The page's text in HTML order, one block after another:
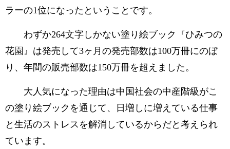
ラーの1位になったということです。
わずか264文字しかない塗り絵ブック『ひみつの
花園』は発売して3ヶ月の発売部数は100万冊にのぼ
り、年間の販売部数は150万冊を超えました。
大人気になった理由は中国社会の中産階級がこ
の塗り絵ブックを通じて、日増しに増えている仕事
と生活のストレスを解消しているからだと考えられ
ています。